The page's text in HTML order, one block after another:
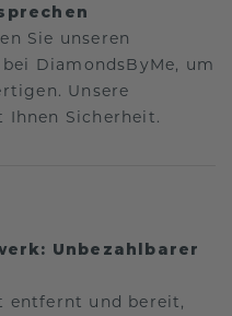
Sie unseren
DiamondsByMe, um
Unsere
Ihnen Sicherheit.
Unbezahlbarer
entfernt und bereit,